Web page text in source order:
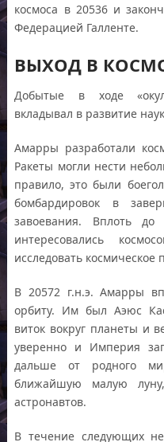
космоса в 20536 и
Федерацией Галленте.
ВЫХОД В
Добытые в ходе
вкладывал в развитие
Амарры разработали
Ракеты могли нести
правило, это были
бомбардировок в
завоевания. Вплоть
интересовались
исследовать
В 20572 г.н.э. Амарры
орбиту. Им был Аэюс
виток вокруг планеты и
уверенно и Империя
дальше от родного
ближайшую малую
астронавтов.
В течение следующих